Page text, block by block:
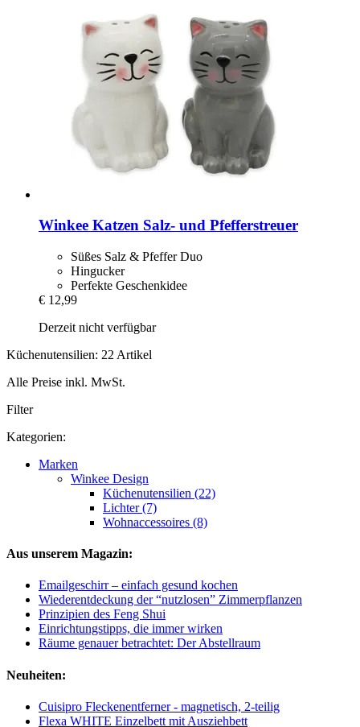
Winkee Katzen Salz-​ und Pfefferstreuer
Süßes Salz & Pfeffer Duo
Hingucker
Perfekte Geschenkidee
€ 12,99
Derzeit nicht verfügbar
Küchenutensilien: 22 Artikel
Alle Preise inkl. MwSt.
Filter
Kategorien:
Marken
Winkee Design
Küchenutensilien (22)
Lichter (7)
Wohnaccessoires (8)
Aus unserem Magazin:
Emailgeschirr – einfach gesund kochen
Wiederentdeckung der “nutzlosen” Zimmerpflanzen
Prinzipien des Feng Shui
Einrichtungstipps, die immer wirken
Räume genauer betrachtet: Der Abstellraum
Neuheiten:
Cuisipro Fleckenentferner - magnetisch, 2-teilig
Flexa WHITE Einzelbett mit Ausziehbett